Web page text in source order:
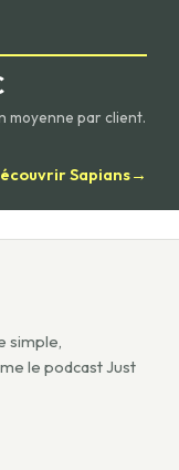
moyenne par client.
Sapians→
simple,
le podcast Just